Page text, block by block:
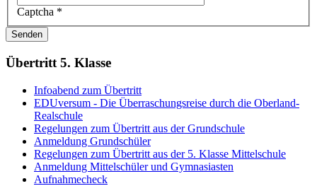
Captcha *
Senden
Übertritt 5. Klasse
Infoabend zum Übertritt
EDUversum - Die Überraschungsreise durch die Oberland-
Realschule
Regelungen zum Übertritt aus der Grundschule
Anmeldung Grundschüler
Regelungen zum Übertritt aus der 5. Klasse Mittelschule
Anmeldung Mittelschüler und Gymnasiasten
Aufnahmecheck